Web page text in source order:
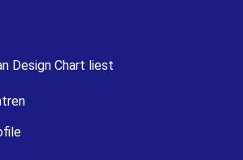
Design Chart liest